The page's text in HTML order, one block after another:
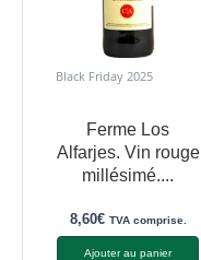
Black Friday 2025
Ferme Los
Alfarjes. Vin rouge
millésimé....
8,60€ TVA comprise.
Ajouter au panier